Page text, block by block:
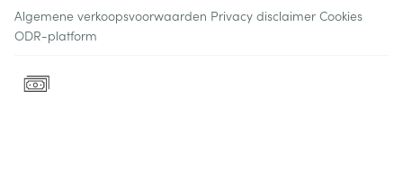
Algemene verkoopsvoorwaarden Privacy disclaimer Cookies
ODR-platform